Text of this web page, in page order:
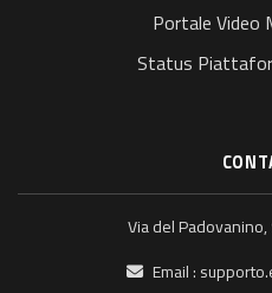
Portale Video
Status
Via del
Email :